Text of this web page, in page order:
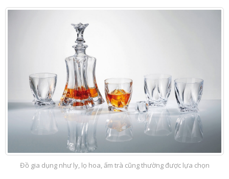
Đồ gia dụng như ly, lọ hoa, ấm trà cũng thường được lựa chọn